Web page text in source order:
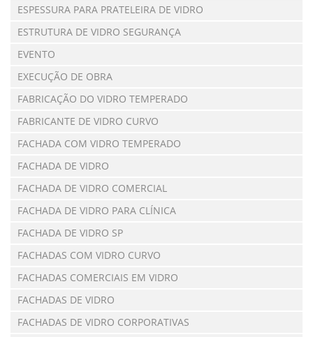
ESPESSURA PARA PRATELEIRA DE VIDRO
ESTRUTURA DE VIDRO SEGURANÇA
EVENTO
EXECUÇÃO DE OBRA
FABRICAÇÃO DO VIDRO TEMPERADO
FABRICANTE DE VIDRO CURVO
FACHADA COM VIDRO TEMPERADO
FACHADA DE VIDRO
FACHADA DE VIDRO COMERCIAL
FACHADA DE VIDRO PARA CLÍNICA
FACHADA DE VIDRO SP
FACHADAS COM VIDRO CURVO
FACHADAS COMERCIAIS EM VIDRO
FACHADAS DE VIDRO
FACHADAS DE VIDRO CORPORATIVAS